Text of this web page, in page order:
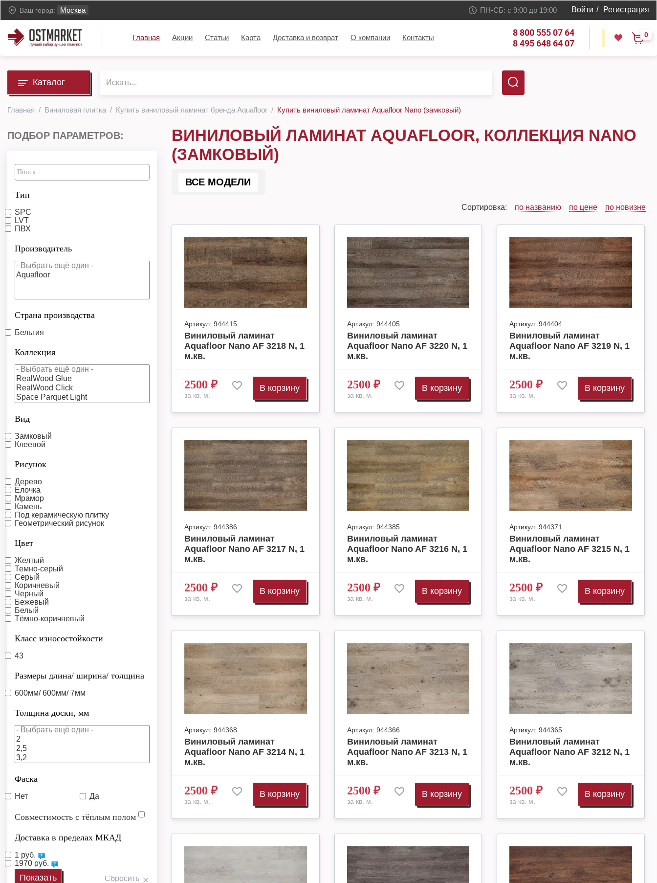
Ваш город: Москва ПН-СБ: с 9:00 до 19:00 Войти / Регистрация
Главная Акции Статьи Карта Доставка и возврат О компании Контакты
8 800 555 07 64
8 495 648 64 07
0
Каталог
Главная Виниловая плитка Купить виниловый ламинат бренда Aquafloor Купить виниловый ламинат Aquafloor Nano (замковый)
ПОДБОР ПАРАМЕТРОВ:
Тип
SPC
LVT
ПВХ
Производитель
Страна производства
Бельгия
Коллекция
Вид
Замковый
Клеевой
Рисунок
Дерево
Ёлочка
Мрамор
Камень
Под керамическую плитку
Геометрический рисунок
Цвет
Желтый
Темно-серый
Серый
Коричневый
Черный
Бежевый
Белый
Тёмно-коричневый
Класс износостойкости
43
Размеры длина/ ширина/ толщина
600мм/ 600мм/ 7мм
Толщина доски, мм
Фаска
Нет Да
Совместимость с тёплым полом
Доставка в пределах МКАД
1 руб.
1970 руб.
ВИНИЛОВЫЙ ЛАМИНАТ AQUAFLOOR, КОЛЛЕКЦИЯ NANO
(ЗАМКОВЫЙ)
ВСЕ МОДЕЛИ
Сортировка: по названию по цене по новизне
Артикул: 944415
Виниловый ламинат
Aquafloor Nano AF 3218 N, 1
м.кв.
2500 ₽
за кв. м.
В корзину
Артикул: 944405
Виниловый ламинат
Aquafloor Nano AF 3220 N, 1
м.кв.
2500 ₽
за кв. м.
В корзину
Артикул: 944404
Виниловый ламинат
Aquafloor Nano AF 3219 N, 1
м.кв.
2500 ₽
за кв. м.
В корзину
Артикул: 944386
Виниловый ламинат
Aquafloor Nano AF 3217 N, 1
м.кв.
2500 ₽
за кв. м.
В корзину
Артикул: 944385
Виниловый ламинат
Aquafloor Nano AF 3216 N, 1
м.кв.
2500 ₽
за кв. м.
В корзину
Артикул: 944371
Виниловый ламинат
Aquafloor Nano AF 3215 N, 1
м.кв.
2500 ₽
за кв. м.
В корзину
Артикул: 944368
Виниловый ламинат
Aquafloor Nano AF 3214 N, 1
м.кв.
2500 ₽
за кв. м.
В корзину
Артикул: 944366
Виниловый ламинат
Aquafloor Nano AF 3213 N, 1
м.кв.
2500 ₽
за кв. м.
В корзину
Артикул: 944365
Виниловый ламинат
Aquafloor Nano AF 3212 N, 1
м.кв.
2500 ₽
за кв. м.
В корзину